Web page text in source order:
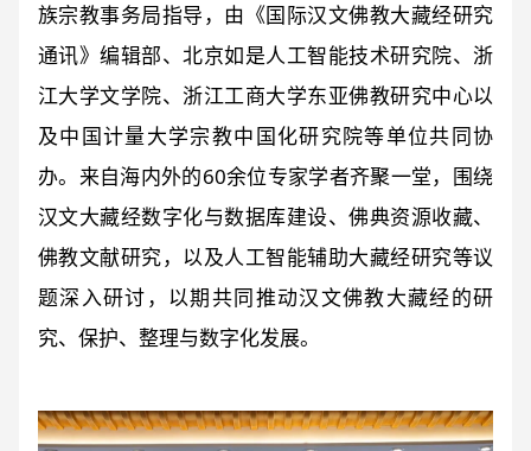
族宗教事务局指导，由《国际汉文佛教大藏经研究
通讯》编辑部、北京如是人工智能技术研究院、浙
江大学文学院、浙江工商大学东亚佛教研究中心以
及中国计量大学宗教中国化研究院等单位共同协
办。来自海内外的60余位专家学者齐聚一堂，围绕
汉文大藏经数字化与数据库建设、佛典资源收藏、
佛教文献研究，以及人工智能辅助大藏经研究等议
题深入研讨，以期共同推动汉文佛教大藏经的研
究、保护、整理与数字化发展。